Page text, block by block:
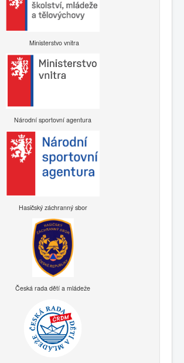
Ministerstvo vnitra
Národní sportovní agentura
Hasičský záchranný sbor
Česká rada dětí a mládeže